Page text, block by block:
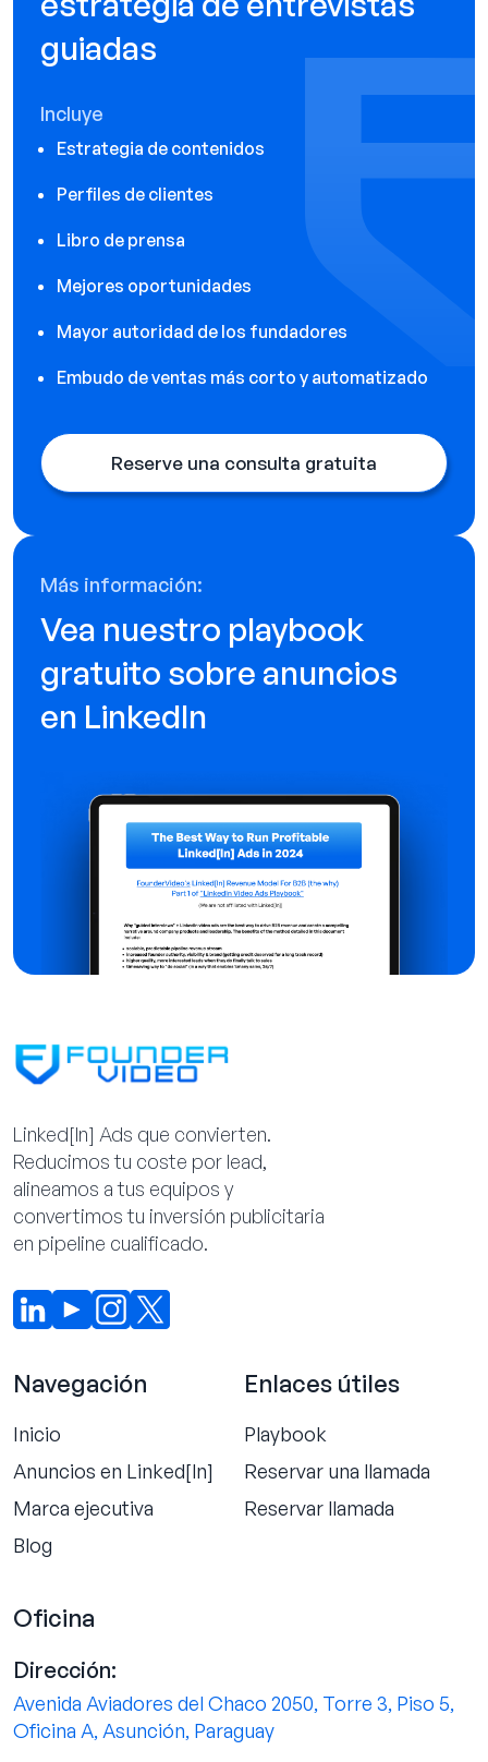
guiadas
Incluye
Estrategia de contenidos
Perfiles de clientes
Libro de prensa
Mejores oportunidades
Mayor autoridad de los fundadores
Embudo de ventas más corto y automatizado
Reserve una consulta gratuita
Más información:
Vea nuestro playbook
gratuito sobre anuncios
en LinkedIn
Linked[ln] Ads que convierten.
Reducimos tu coste por lead,
alineamos a tus equipos y
convertimos tu inversión publicitaria
en pipeline cualificado.
Navegación
Inicio
Anuncios en Linked[ln]
Marca ejecutiva
Blog
Enlaces útiles
Playbook
Reservar una llamada
Reservar llamada
Oficina
Dirección:
Avenida Aviadores del Chaco 2050, Torre 3, Piso 5,
Oficina A, Asunción, Paraguay